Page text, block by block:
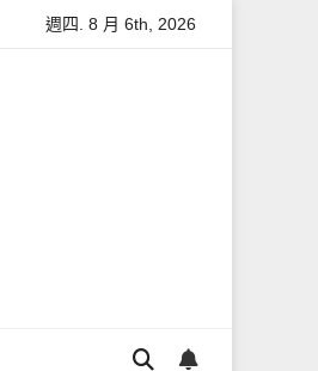
效提升流量的完整教學
週四. 8 月 6th, 2026